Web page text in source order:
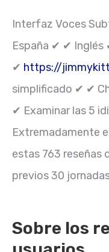
Interfaz Voces
España ✔ ✔
✔ https://
simplificado ✔ ✔
✔ Examinar las 5
Extremadamente
estas 763 reseñas
previos 30
Sobre los